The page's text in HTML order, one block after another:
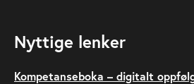
Nyttige lenker
Kompetanseboka – digitalt